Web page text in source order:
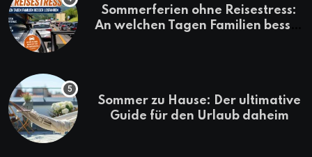
Sommerferien ohne Reisestress:
An welchen Tagen Familien besser
Sommer zu Hause: Der ultimative
Guide für den Urlaub daheim